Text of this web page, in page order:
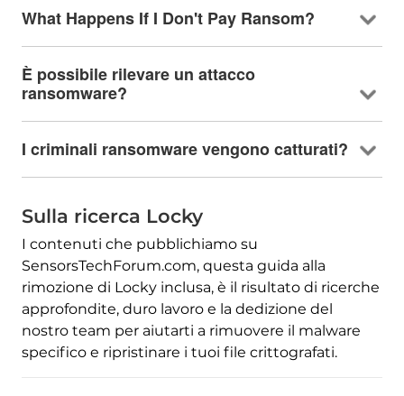
What Happens If I Don't Pay Ransom?
È possibile rilevare un attacco
ransomware?
I criminali ransomware vengono catturati?
Sulla ricerca Locky
I contenuti che pubblichiamo su
SensorsTechForum.com, questa guida alla
rimozione di Locky inclusa, è il risultato di ricerche
approfondite, duro lavoro e la dedizione del
nostro team per aiutarti a rimuovere il malware
specifico e ripristinare i tuoi file crittografati.